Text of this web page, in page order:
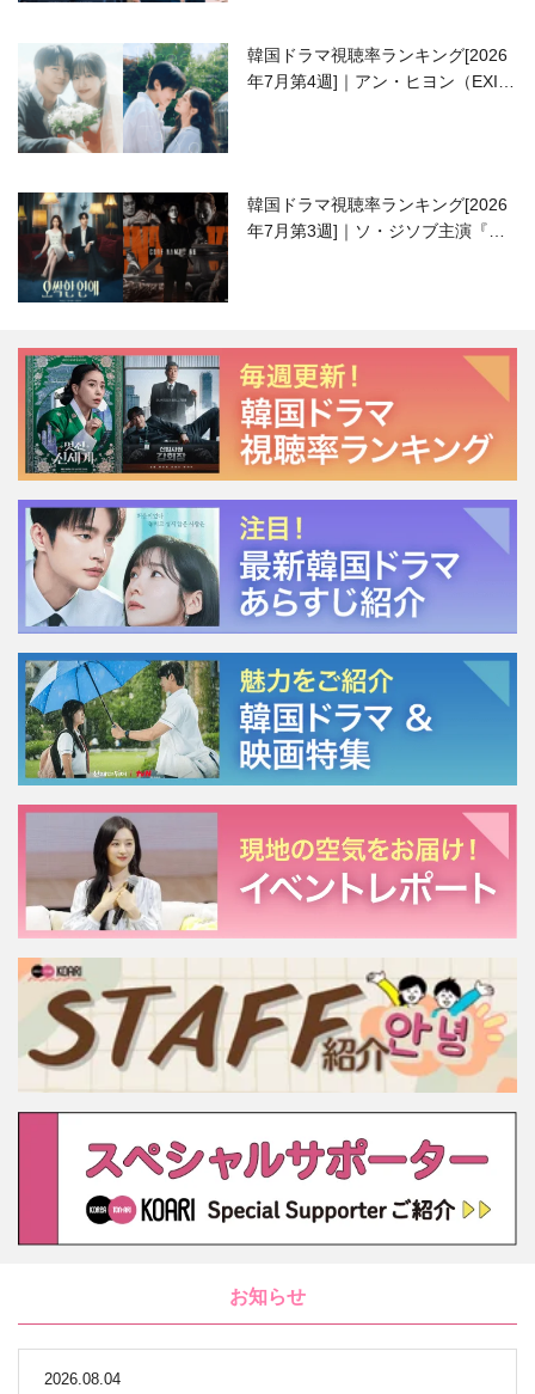
韓国ドラマ視聴率ランキング[2026
年7月第4週]｜アン・ヒヨン（EXID
韓国ドラマ視聴率ランキング[2026
年7月第3週]｜ソ・ジソブ主演『エ
お知らせ
2026.08.04